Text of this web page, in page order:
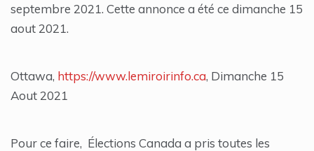
septembre 2021. Cette annonce a été ce dimanche 15
aout 2021.
Ottawa, https://www.lemiroirinfo.ca, Dimanche 15
Aout 2021
Pour ce faire, Élections Canada a pris toutes les